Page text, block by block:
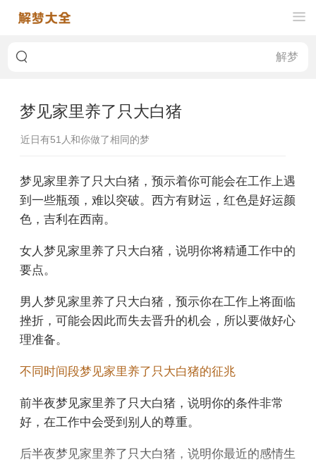
梦见家里养了只大白猪
近日有51 人和你做了相同的梦
梦见家里养了只大白猪，预示着你可能会在工作上遇
到一些瓶颈，难以突破。西方有财运，红色是好运颜
色，吉利在西南。
女人梦见家里养了只大白猪，说明你将精通工作中的
要点。
男人梦见家里养了只大白猪，预示你在工作上将面临
挫折，可能会因此而失去晋升的机会，所以要做好心
理准备。
不同时间段梦见家里养了只大白猪的征兆
前半夜梦见家里养了只大白猪，说明你的条件非常
好，在工作中会受到别人的尊重。
后半夜梦见家里养了只大白猪，说明你最近的感情生